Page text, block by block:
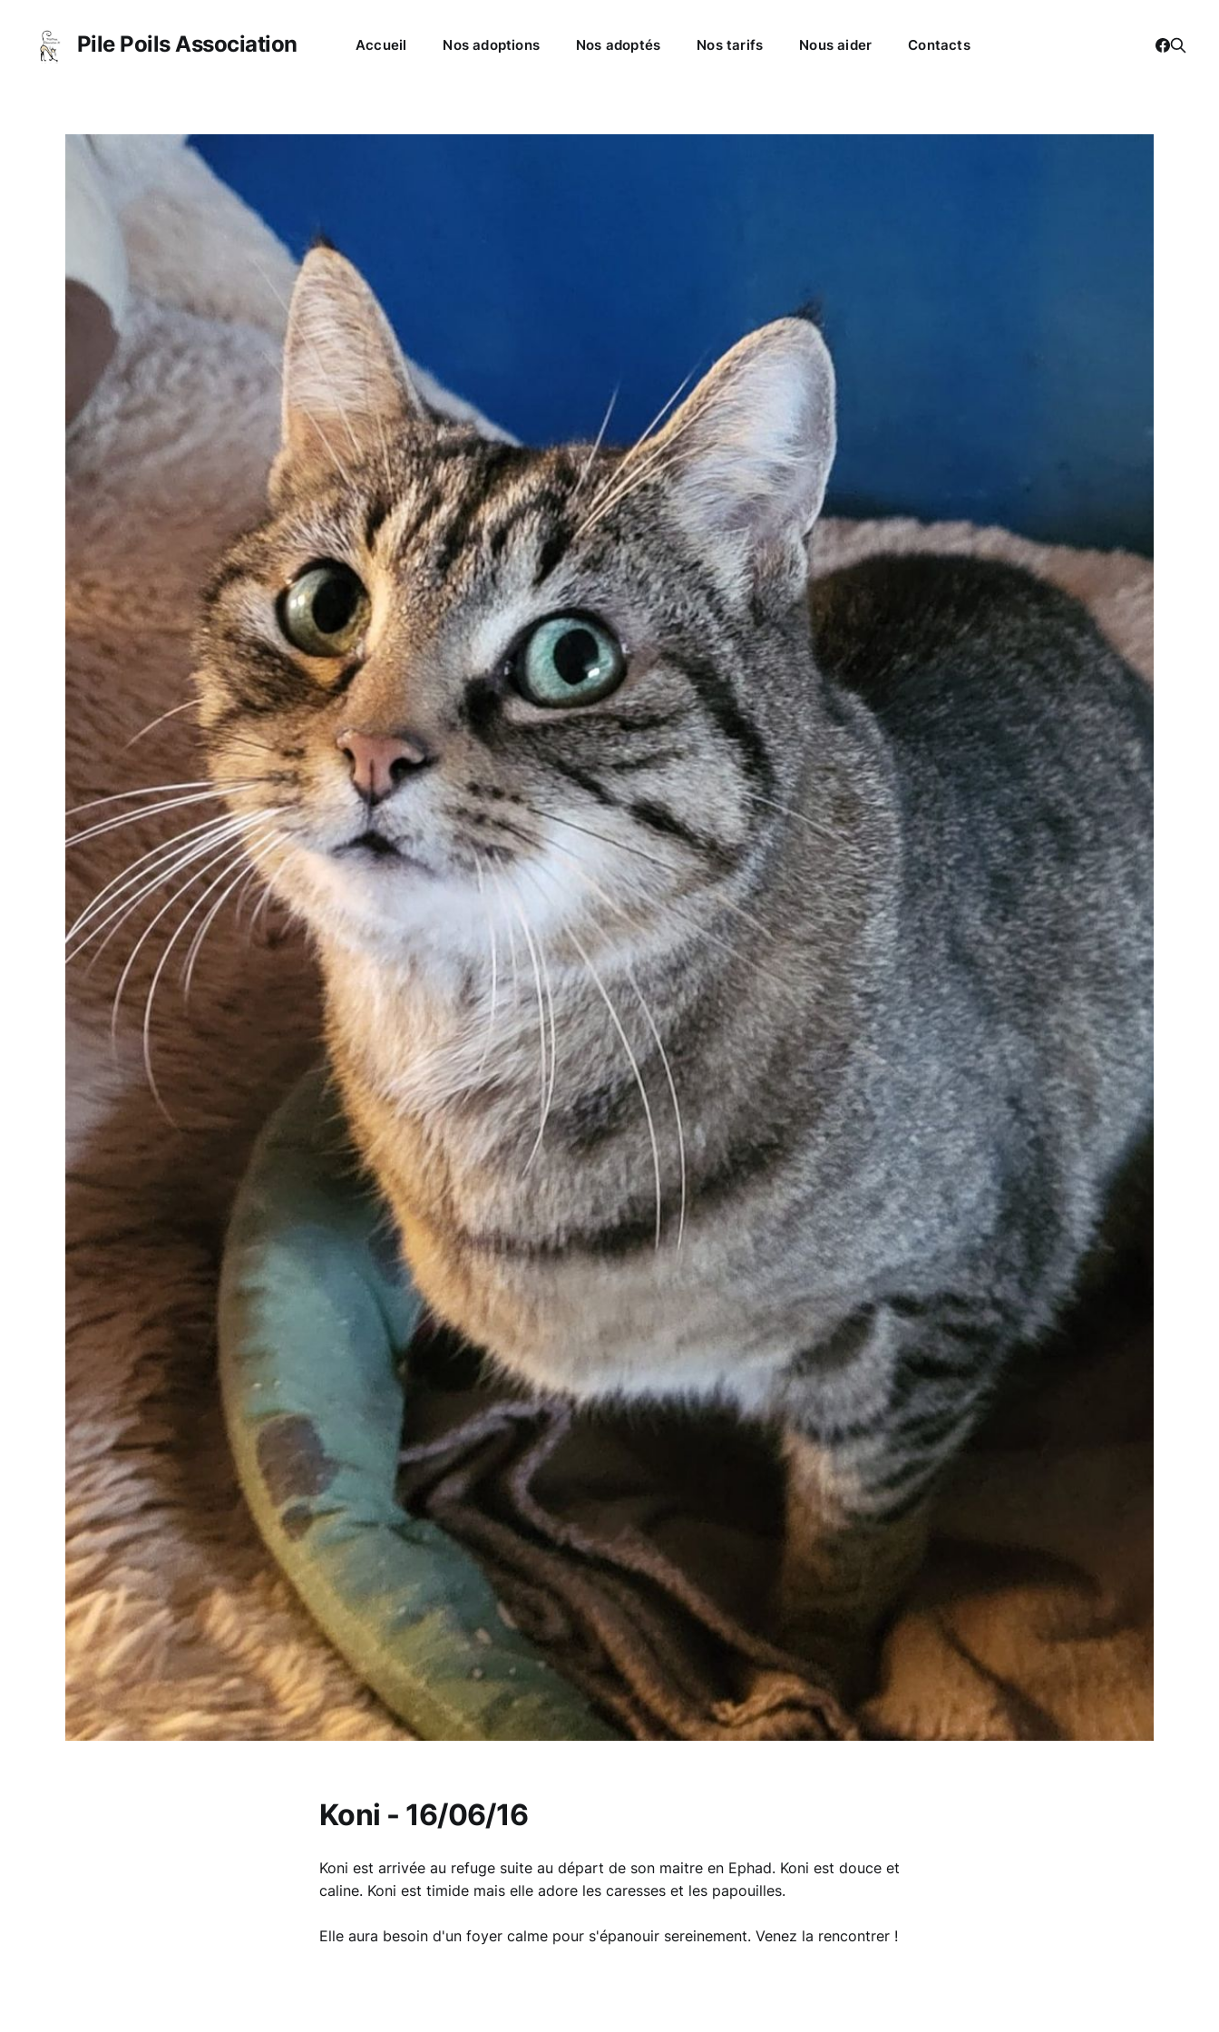
Pile Poils Association Accueil Nos adoptions Nos adoptés Nos tarifs Nous aider Contacts
Koni - 16/06/16
Koni est arrivée au refuge suite au départ de son maitre en Ephad. Koni est douce et
caline. Koni est timide mais elle adore les caresses et les papouilles.
Elle aura besoin d'un foyer calme pour s'épanouir sereinement. Venez la rencontrer !